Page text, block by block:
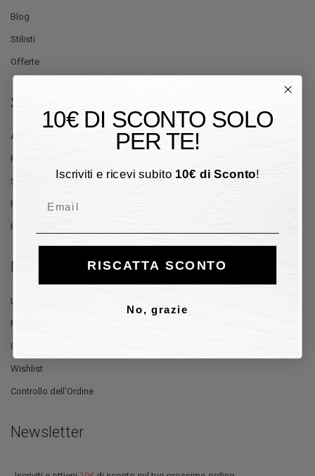
Blog
Stilisti
Offerte
Servizio Clienti
Aiuto e Contatti
Pagamento
Spedizione e Consegna
Reso e Rimborso
Informativa sulla Privacy
My Account
Log In
Registrati
Carrello
Wishlist
Controllo dell'Ordine
Newsletter
10€ DI SCONTO SOLO
PER TE!
Iscriviti e ricevi subito 10€ di Sconto!
RISCATTA SCONTO
No, grazie